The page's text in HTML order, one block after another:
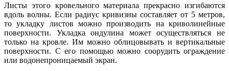
Листы этого кровельного материала прекрасно изгибаются
вдоль волны. Если радиус кривизны составляет от 5 метров,
то укладку листов можно производить на криволинейные
поверхности. Укладка ондулина может осуществляться не
только на кровле. Им можно облицовывать и вертикальные
поверхности. С его помощью можно соорудить ограждение
или водонепроницаемый экран.